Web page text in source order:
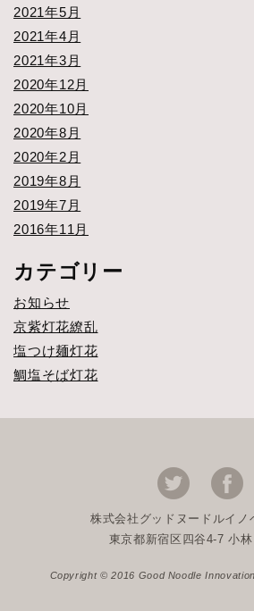
2021年5月
2021年4月
2021年3月
2020年12月
2020年10月
2020年8月
2020年2月
2019年8月
2019年7月
2016年11月
カテゴリー
お知らせ
京紫灯花繚乱
塩つけ麺灯花
鯛塩そば灯花
株式会社グッドヌードルイノ
東京都新宿区四谷4-7 小
Copyright © 2016 Good Noodle